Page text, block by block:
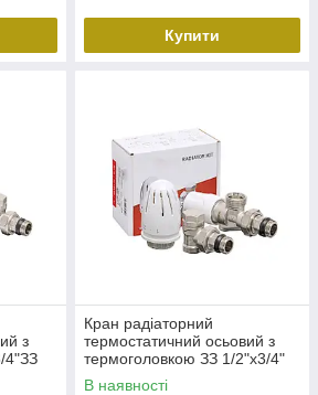
Купити
з
4"ЗЗ
Кран радіаторний
термостатичний осьовий з
термоголовкою ЗЗ 1/2"х3/4"
SET-16(Комплект)
В наявності